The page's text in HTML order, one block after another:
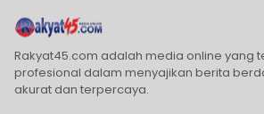
Rakyat45.com adalah media online yang
profesional dalam menyajikan berita
akurat dan terpercaya.